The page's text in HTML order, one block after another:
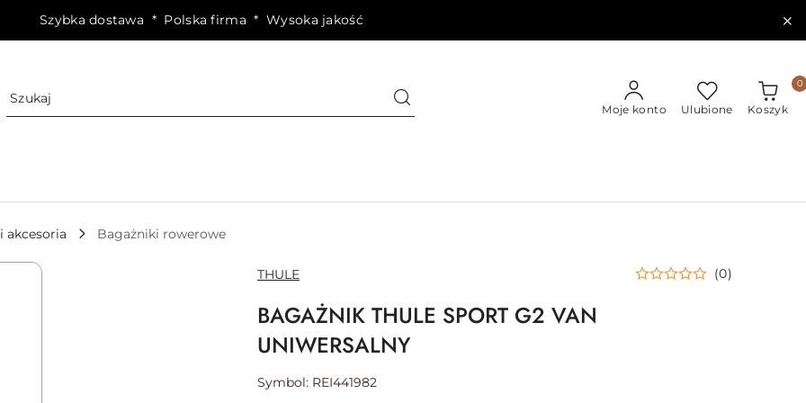
Szybka dostawa * Polska firma * Wysoka jakość
Moje konto Ulubione Koszyk
0
akcesoria Bagażniki rowerowe
NAZWA
PRODUCENTA:
THULE (0)
BAGAŻNIK THULE SPORT G2 VAN
UNIWERSALNY
Symbol: REI441982